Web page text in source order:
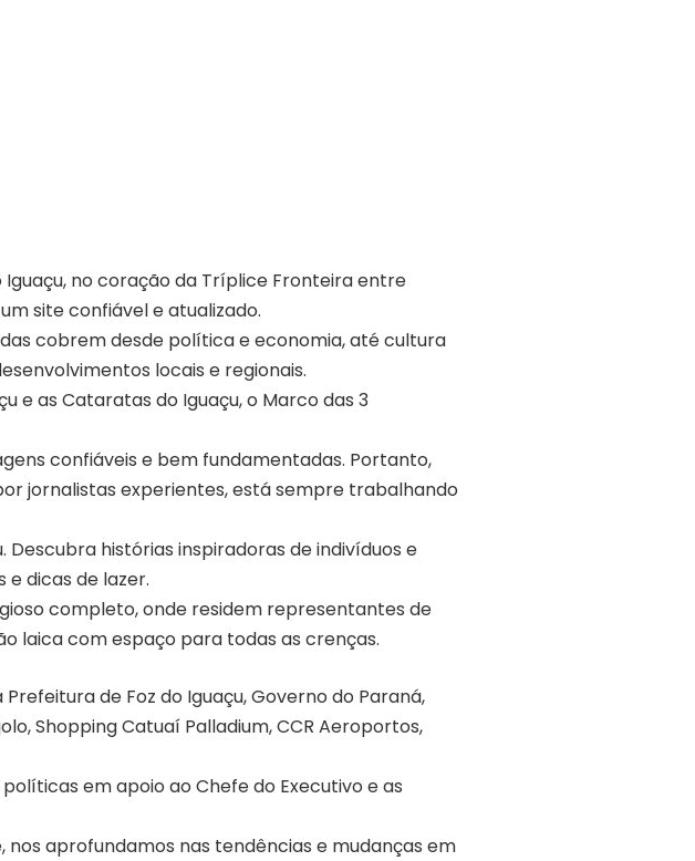
no coração da Tríplice Fronteira entre
site confiável e atualizado.
cobrem desde política e economia, até cultura
locais e regionais.
e as Cataratas do Iguaçu, o Marco das 3
confiáveis e bem fundamentadas. Portanto,
jornalistas experientes, está sempre trabalhando
histórias inspiradoras de indivíduos e
dicas de lazer.
completo, onde residem representantes de
laica com espaço para todas as crenças.
de Foz do Iguaçu, Governo do Paraná,
Shopping Catuaí Palladium, CCR Aeroportos,
em apoio ao Chefe do Executivo e as
aprofundamos nas tendências e mudanças em